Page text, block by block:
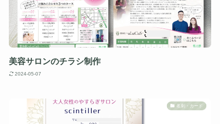
美容サロンのチラシ制作
2024-05-07
名刺・カード